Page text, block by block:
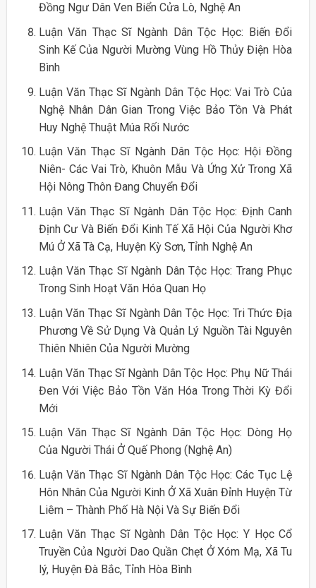
Đồng Ngư Dân Ven Biển Cửa Lò, Nghệ An
Luận Văn Thạc Sĩ Ngành Dân Tộc Học: Biến Đổi
Sinh Kế Của Người Mường Vùng Hồ Thủy Điện Hòa
Bình
Luận Văn Thạc Sĩ Ngành Dân Tộc Học: Vai Trò Của
Nghệ Nhân Dân Gian Trong Việc Bảo Tồn Và Phát
Huy Nghệ Thuật Múa Rối Nước
Luận Văn Thạc Sĩ Ngành Dân Tộc Học: Hội Đồng
Niên- Các Vai Trò, Khuôn Mẫu Và Ứng Xử Trong Xã
Hội Nông Thôn Đang Chuyển Đổi
Luận Văn Thạc Sĩ Ngành Dân Tộc Học: Định Canh
Định Cư Và Biến Đổi Kinh Tế Xã Hội Của Người Khơ
Mú Ở Xã Tà Cạ, Huyện Kỳ Sơn, Tỉnh Nghệ An
Luận Văn Thạc Sĩ Ngành Dân Tộc Học: Trang Phục
Trong Sinh Hoạt Văn Hóa Quan Họ
Luận Văn Thạc Sĩ Ngành Dân Tộc Học: Tri Thức Địa
Phương Về Sử Dụng Và Quản Lý Nguồn Tài Nguyên
Thiên Nhiên Của Người Mường
Luận Văn Thạc Sĩ Ngành Dân Tộc Học: Phụ Nữ Thái
Đen Với Việc Bảo Tồn Văn Hóa Trong Thời Kỳ Đổi
Mới
Luận Văn Thạc Sĩ Ngành Dân Tộc Học: Dòng Họ
Của Người Thái Ở Quế Phong (Nghệ An)
Luận Văn Thạc Sĩ Ngành Dân Tộc Học: Các Tục Lệ
Hôn Nhân Của Người Kinh Ở Xã Xuân Đỉnh Huyện Từ
Liêm – Thành Phố Hà Nội Và Sự Biến Đổi
Luận Văn Thạc Sĩ Ngành Dân Tộc Học: Y Học Cổ
Truyền Của Người Dao Quần Chẹt Ở Xóm Mạ, Xã Tu
lý, Huyện Đà Bắc, Tỉnh Hòa Bình